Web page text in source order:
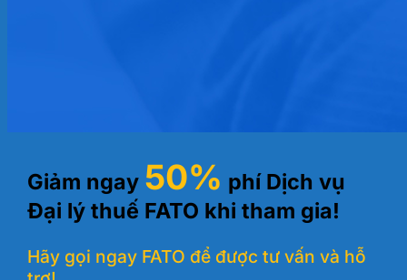
Giảm ngay 50% phí Dịch vụ
Đại lý thuế FATO khi tham gia!
Hãy gọi ngay FATO để được tư vấn và hỗ